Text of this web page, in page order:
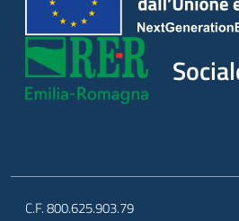
Leggi Atti Bandi
C.F. 800.625.903.79